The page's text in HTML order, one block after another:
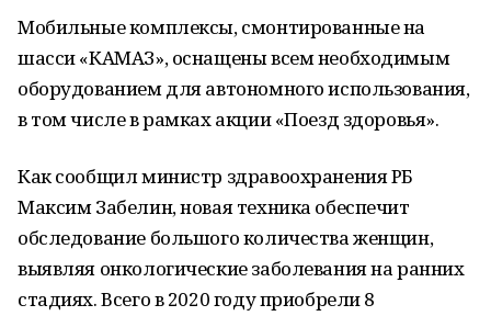
Мобильные комплексы, смонтированные на
шасси «КАМАЗ», оснащены всем необходимым
оборудованием для автономного использования,
в том числе в рамках акции «Поезд здоровья».
Как сообщил министр здравоохранения РБ
Максим Забелин, новая техника обеспечит
обследование большого количества женщин,
выявляя онкологические заболевания на ранних
стадиях. Всего в 2020 году приобрели 8